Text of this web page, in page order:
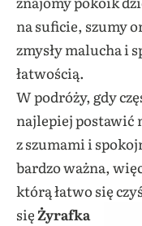
na suficie, szumy
zmysły malucha i
łatwością.
W podróży, gdy
najlepiej postawić
z szumami i
bardzo ważna,
którą łatwo się
sięŻyrafka